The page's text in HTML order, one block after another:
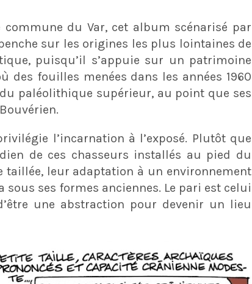
commune du Var, cet album scénarisé par
sur les origines les plus lointaines de
puisqu’il s’appuie sur un patrimoine
des fouilles menées dans les années 1960
paléolithique supérieur, au point que ses
l’incarnation à l’exposé. Plutôt que
de ces chasseurs installés au pied du
leur adaptation à un environnement
ses formes anciennes. Le pari est celui
une abstraction pour devenir un lieu